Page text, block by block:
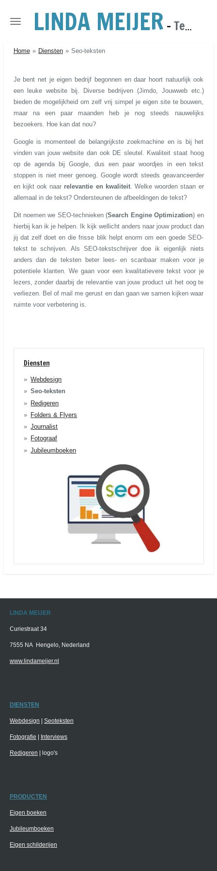
direct
hoofdinhoud
LINDA MEIJER - Tekst, Fotografie & Webdesign
Home » Diensten » Seo-teksten
Je bent net je eigen bedrijf begonnen en daar hoort natuurlijk ook
een leuke website bij. Diverse bedrijven (Jimdo, Jouwweb etc.)
bieden de mogelijkheid om zelf vrij simpel je eigen site te bouwen,
maar na een paar maanden heb je nog steeds nauwelijks
bezoekers. Hoe kan dat nou?
Google is momenteel de belangrijkste zoekmachine en is bij het
vinden van jouw website dan ook DE sleutel. Kwaliteit staat hoog
op de agenda bij Google, dus een paar woordjes in een tekst
stoppen is niet meer genoeg. Google wordt steeds geavanceerder
en kijkt ook naar relevantie en kwaliteit. Welke woorden staan er
allemaal in de tekst? Ondersteunen de afbeeldingen de tekst?
Dit noemen we SEO-technieken (Search Engine Optimization) en
hierbij kan ik je helpen. Ik kijk wellicht anders naar jouw product dan
jij dat zelf doet en die frisse blik helpt enorm om een goede SEO-
tekst te schrijven. Als SEO-tekstschrijver doe ik eigenlijk niets
anders dan de teksten beter lees- en scanbaar maken voor je
potentiele klanten. We gaan voor een kwalitatievere tekst voor je
lezers, zonder daarbij de relevantie van jouw product uit het oog te
verliezen. Bel of mail me gerust en dan gaan we samen kijken waar
ruimte voor verbetering is.
Diensten
Webdesign
Seo-teksten
Redigeren
Folders & Flyers
Journalist
Fotograaf
Jubileumboeken
LINDA MEIJER
Curiestraat 34
7555 NA Hengelo, Nederland
www.lindameijer.nl
DIENSTEN
Webdesign Seoteksten
Fotografie Interviews
Redigeren | logo's
PRODUCTEN
Eigen boeken
Jubileumboeken
Eigen schilderijen